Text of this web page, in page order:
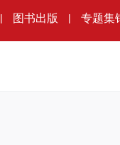
| 图书出版 | 专题集